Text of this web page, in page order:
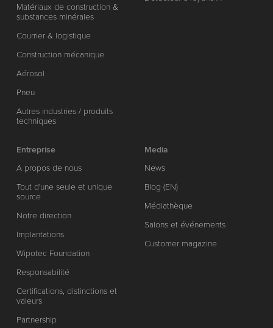
Matériaux de construction &
substances minérales
Courrier & logistique
Construction mécanique
Aérosol
Pneu
Autres industries / produits
techniques
Entreprise
A propos de nous
Tout d'une seule et unique
source
Notre direction
Implantations
Wipotec Foundation
Responsabilité
Certifications, distinctions et
valeurs
Partnership
Media
News
Blog (EN)
Médiathèque
Salons et événements
Customer magazine